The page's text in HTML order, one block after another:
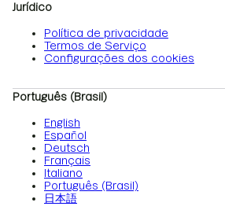
Jurídico
Política de privacidade
Termos de Serviço
Configurações dos cookies
Português (Brasil)
English
Español
Deutsch
Français
Italiano
Português (Brasil)
日本語